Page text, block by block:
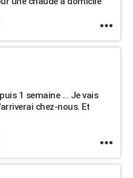
1 semaine ... Je vais
chez-nous. Et